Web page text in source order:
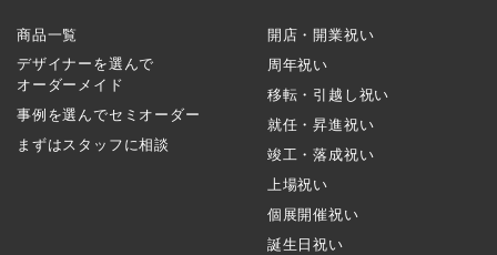
商品一覧
デザイナーを選んで
オーダーメイド
事例を選んでセミオーダー
まずはスタッフに相談
開店・開業祝い
周年祝い
移転・引越し祝い
就任・昇進祝い
竣工・落成祝い
上場祝い
個展開催祝い
誕生日祝い